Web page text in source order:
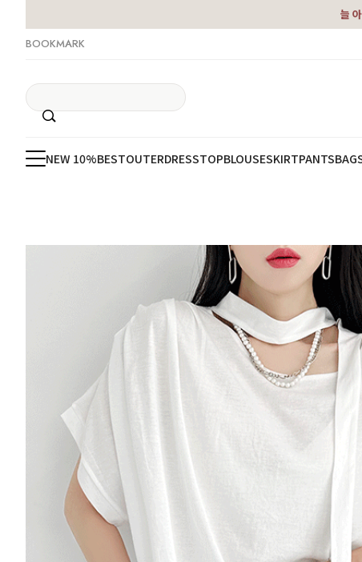
늘
BOOKMARK
NEW 10%BESTOUTERDRESSTOPBLOUSESKIRTPANTSBAG